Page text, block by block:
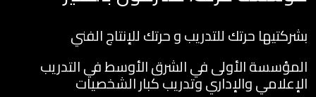
بشركتيها حرتك للتدريب و حرتك للإنتاج الفني
المؤسسة الأولى في الشرق الأوسط في التدريب
الإعلامي والإداري وتدريب كبار الشخصيات